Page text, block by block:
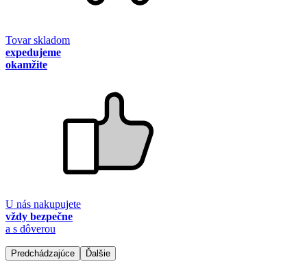
Tovar skladom
expedujeme
okamžite
U nás nakupujete
vždy bezpečne
a s dôverou
Predchádzajúce Ďalšie